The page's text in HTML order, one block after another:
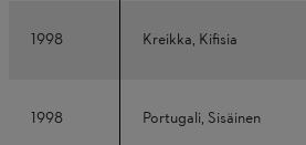
1998 Kreikka, Kifisia
1998 Portugali, Sisäinen